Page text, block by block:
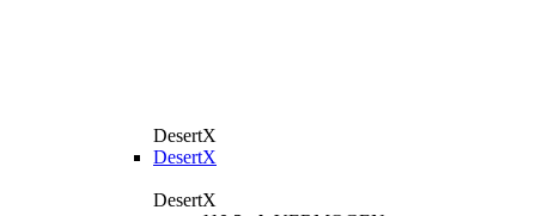
DesertX
DesertX
DesertX